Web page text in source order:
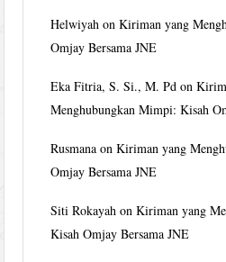
Helwiyah onKiriman yang
Omjay Bersama JNE
Eka Fitria, S. Si., M. Pd on
Menghubungkan Mimpi: Kisah
Rusmana onKiriman yang
Omjay Bersama JNE
Siti Rokayah onKiriman yang
Kisah Omjay Bersama JNE